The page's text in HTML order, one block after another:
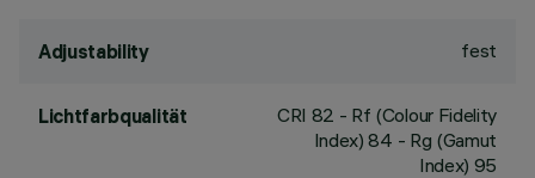
Adjustability fest
Lichtfarbqualität CRI 82 - Rf (Colour Fidelity
Index) 84 - Rg (Gamut
Index) 95